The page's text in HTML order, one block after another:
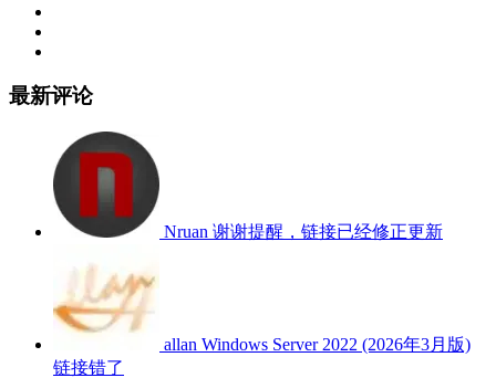
最新评论
Nruan 谢谢提醒，链接已经修正更新
allan Windows Server 2022 (2026年3月版)
链接错了